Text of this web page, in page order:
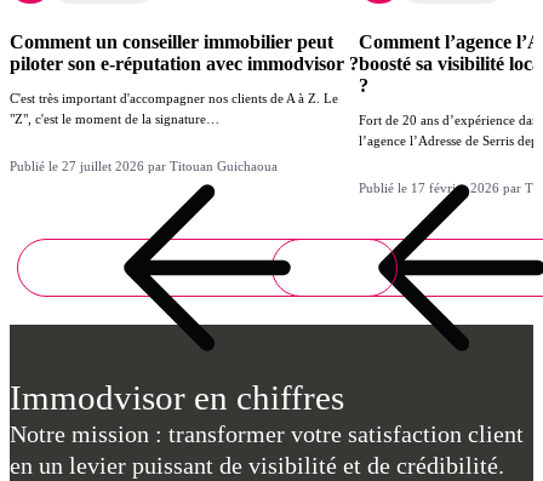
Comment un conseiller immobilier peut
piloter son e-réputation avec immodvisor ?
C'est très important d'accompagner nos clients de A à Z. Le
"Z", c'est le moment de la signature…
Publié le 27 juillet 2026 par Titouan Guichaoua
Comment l’agence
boosté sa visibilité
?
Fort de 20 ans d’expérience
l’agence l’Adresse de Serris
Publié le 17 février 2026 par
Immodvisor en chiffres
Notre mission : transformer votre satisfaction client
en un levier puissant de visibilité et de crédibilité.